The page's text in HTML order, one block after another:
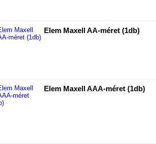
Elem Maxell AA-méret (1db)
Elem Maxell AAA-méret (1db)